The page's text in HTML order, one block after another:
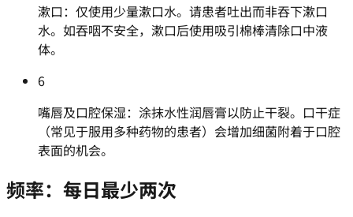
漱口：仅使用少量漱口水。请患者吐出而非吞下漱口
水。如吞咽不安全，漱口后使用吸引棉棒清除口中液
体。
6
嘴唇及口腔保湿：涂抹水性润唇膏以防止干裂。口干症
（常见于服用多种药物的患者）会增加细菌附着于口腔
表面的机会。
频率：每日最少两次